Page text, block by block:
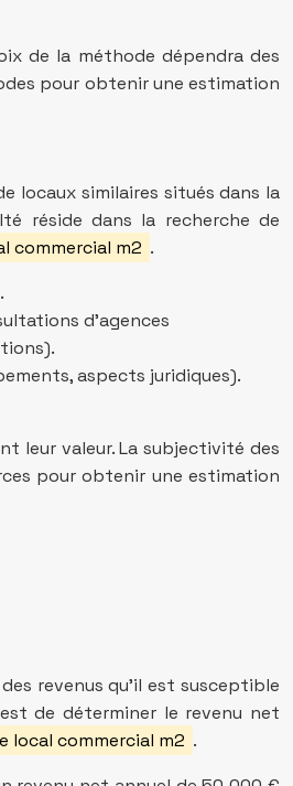
de la méthode dépendra des
pour obtenir une estimation
locaux similaires situés dans la
réside dans la recherche de
commercial m2 .
d’agences
aspects juridiques).
leur valeur. La subjectivité des
pour obtenir une estimation
revenus qu’il est susceptible
de déterminer le revenu net
local commercial m2 .